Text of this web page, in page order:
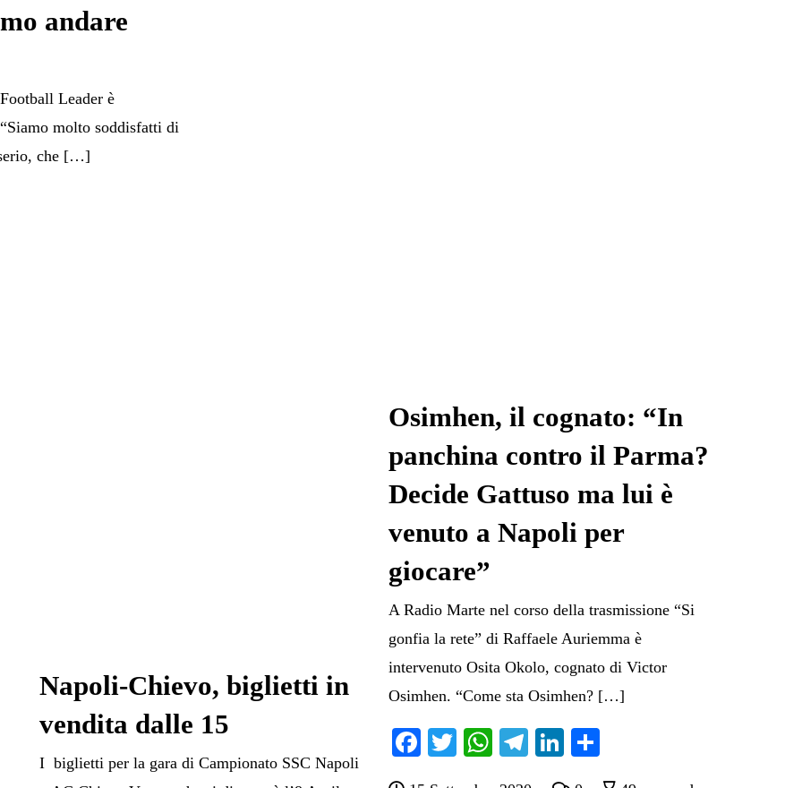
andare
Leader è
molto soddisfatti di
che […]
Napoli-Chievo, biglietti in
vendita dalle 15
I biglietti per la gara di Campionato SSC Napoli
Osimhen, il cognato: “In
panchina contro il Parma?
Decide Gattuso ma lui è
venuto a Napoli per
giocare”
A Radio Marte nel corso della trasmissione “Si
gonfia la rete” di Raffaele Auriemma è
intervenuto Osita Okolo, cognato di Victor
Osimhen. “Come sta Osimhen? […]
Fa T
W
Te
Li